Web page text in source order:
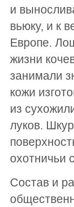
и
вьюку, и к
Европе.
жизни
занимали
кожи
из
луков.
охотничьи
Состав и